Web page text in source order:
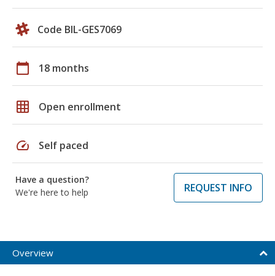
Code BIL-GES7069
calendar_today 18 months
grid_on Open enrollment
speed Self paced
Have a question?
We're here to help
REQUEST INFO
Overview